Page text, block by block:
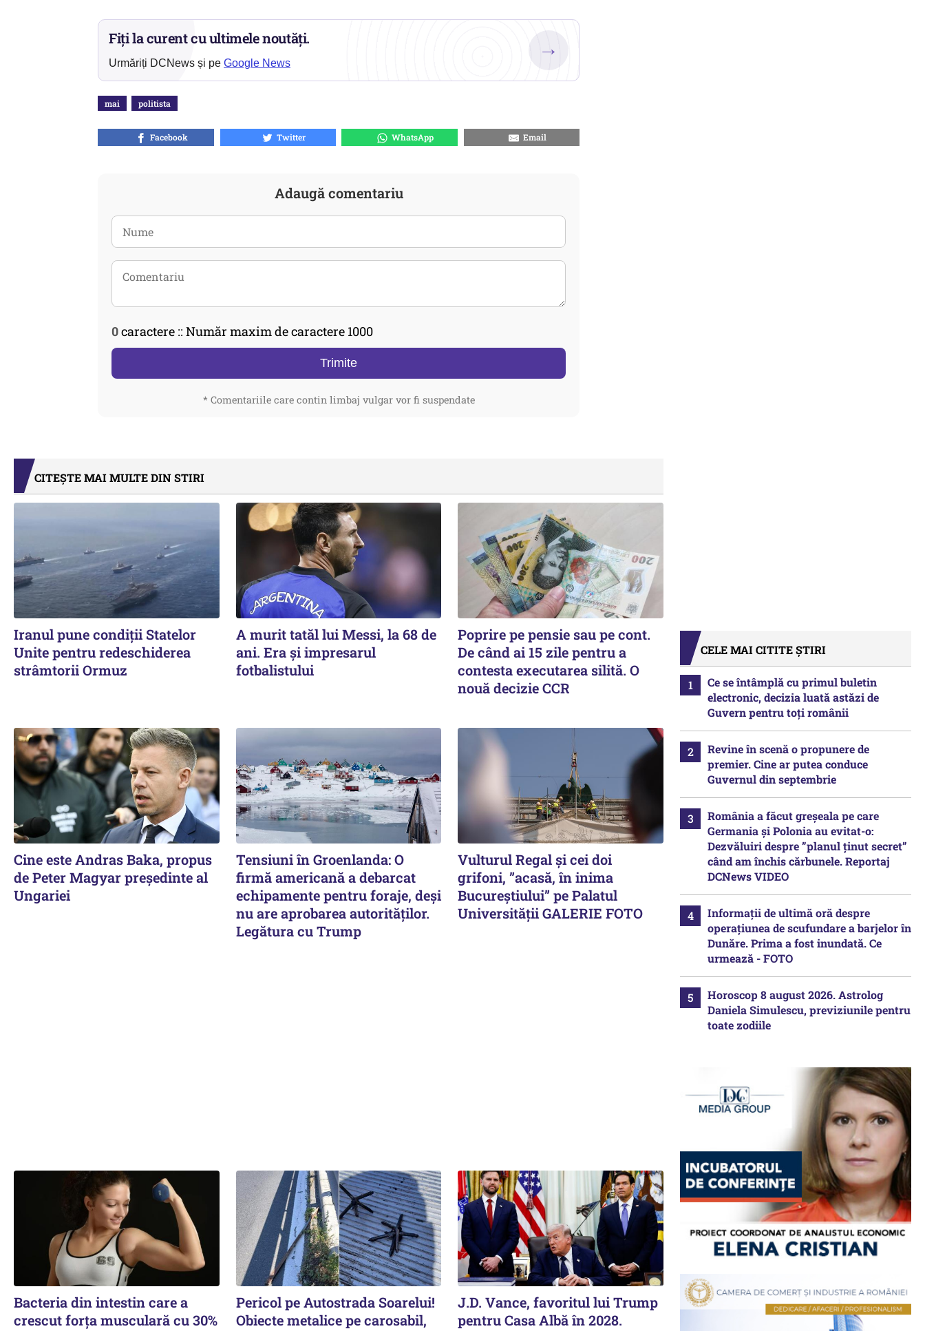
Fiți la curent cu ultimele noutăți.
Urmăriți DCNews și pe Google News
→
mai politista
Facebook Twitter WhatsApp Email
Adaugă comentariu
0caractere :: Număr maxim de caractere 1000
Trimite
* Comentariile care contin limbaj vulgar vor fi suspendate
CITEȘTE MAI MULTE DIN STIRI
Iranul pune condiții Statelor
Unite pentru redeschiderea
strâmtorii Ormuz
A murit tatăl lui Messi, la 68 de
ani. Era și impresarul
fotbalistului
Poprire pe pensie sau pe cont.
De când ai 15 zile pentru a
contesta executarea silită. O
nouă decizie CCR
Cine este Andras Baka, propus
de Peter Magyar președinte al
Ungariei
Tensiuni în Groenlanda: O
firmă americană a debarcat
echipamente pentru foraje, deși
nu are aprobarea autorităților.
Legătura cu Trump
Vulturul Regal și cei doi
grifoni, ”acasă, în inima
Bucureștiului” pe Palatul
Universității GALERIE FOTO
Bacteria din intestin care a
crescut forța musculară cu 30%
Pericol pe Autostrada Soarelui!
Obiecte metalice pe carosabil,
J.D. Vance, favoritul lui Trump
pentru Casa Albă în 2028.
CELE MAI CITITE ȘTIRI
Ce se întâmplă cu primul buletin
electronic, decizia luată astăzi de
Guvern pentru toți românii
Revine în scenă o propunere de
premier. Cine ar putea conduce
Guvernul din septembrie
România a făcut greșeala pe care
Germania și Polonia au evitat-o:
Dezvăluiri despre ”planul ținut secret”
când am închis cărbunele. Reportaj
DCNews VIDEO
Informații de ultimă oră despre
operațiunea de scufundare a barjelor în
Dunăre. Prima a fost inundată. Ce
urmează - FOTO
Horoscop 8 august 2026. Astrolog
Daniela Simulescu, previziunile pentru
toate zodiile